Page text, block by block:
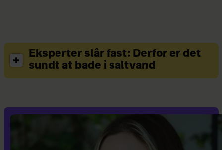
Eksperter slår fast: Derfor er det
sundt at bade i saltvand